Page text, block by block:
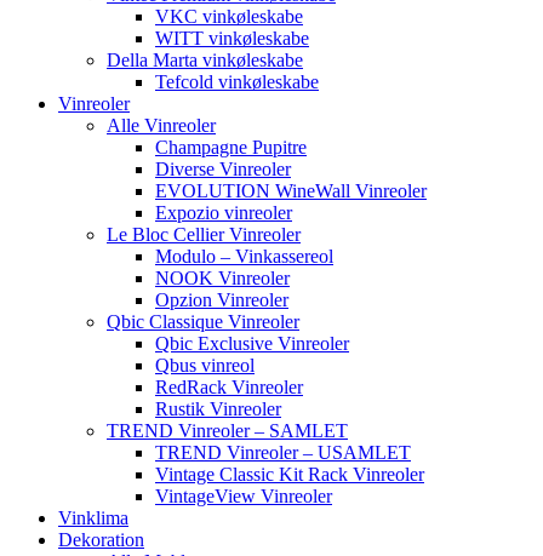
VKC vinkøleskabe
WITT vinkøleskabe
Della Marta vinkøleskabe
Tefcold vinkøleskabe
Vinreoler
Alle Vinreoler
Champagne Pupitre
Diverse Vinreoler
EVOLUTION WineWall Vinreoler
Expozio vinreoler
Le Bloc Cellier Vinreoler
Modulo – Vinkassereol
NOOK Vinreoler
Opzion Vinreoler
Qbic Classique Vinreoler
Qbic Exclusive Vinreoler
Qbus vinreol
RedRack Vinreoler
Rustik Vinreoler
TREND Vinreoler – SAMLET
TREND Vinreoler – USAMLET
Vintage Classic Kit Rack Vinreoler
VintageView Vinreoler
Vinklima
Dekoration